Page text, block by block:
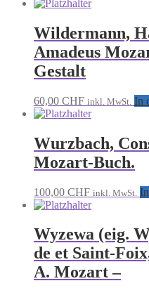
Wildermann,
Amadeus
Gestalt
60,00 CHF inkl. MwSt. In
Wurzbach,
Mozart-Buch.
100,00 CHF inkl. MwSt.
Wyzewa (eig.
de et Saint-
A. Mozart –